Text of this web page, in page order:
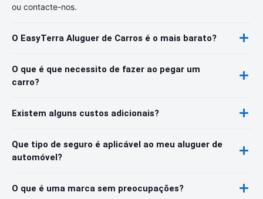
ou contacte-nos.
O EasyTerra Aluguer de Carros é o mais barato?
O que é que necessito de fazer ao pegar um
carro?
Existem alguns custos adicionais?
Que tipo de seguro é aplicável ao meu aluguer de
automóvel?
O que é uma marca sem preocupações?